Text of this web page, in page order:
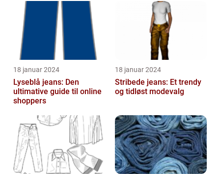
18 januar 2024
Lyseblå jeans: Den
ultimative guide til online
shoppers
18 januar 2024
Stribede jeans: Et trendy
og tidløst modevalg